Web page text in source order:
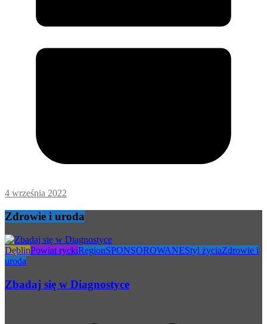
4 września 2022
Zdrowie i uroda
DęblinPowiat ryckiRegionSPONSOROWANEStyl życiaZdrowie i
uroda
Zbadaj się w Diagnostyce